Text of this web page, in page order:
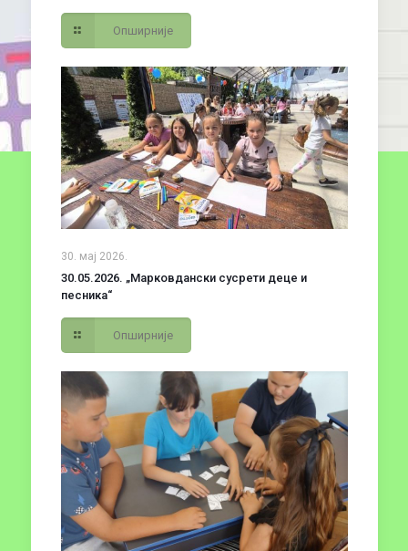
Опширније
30. мај 2026.
30.05.2026. „Марковдански сусрети деце и
песника“
Опширније